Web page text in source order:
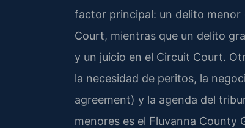
factor principal: un delito menor
Court, mientras que un delito
y un juicio en el Circuit Court.
la necesidad de peritos, la
agreement) y la agenda del
menores es el Fluvanna County